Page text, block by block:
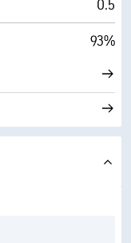
0.5
93%